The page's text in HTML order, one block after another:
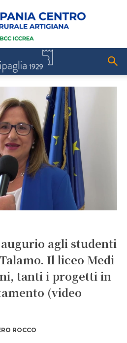
agli studenti
Il liceo Medi
tanti i progetti in
(video
ROCCO